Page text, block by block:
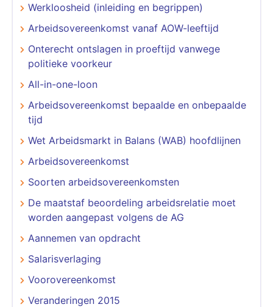
Werkloosheid (inleiding en begrippen)
Arbeidsovereenkomst vanaf AOW-leeftijd
Onterecht ontslagen in proeftijd vanwege
politieke voorkeur
All-in-one-loon
Arbeidsovereenkomst bepaalde en onbepaalde
tijd
Wet Arbeidsmarkt in Balans (WAB) hoofdlijnen
Arbeidsovereenkomst
Soorten arbeidsovereenkomsten
De maatstaf beoordeling arbeidsrelatie moet
worden aangepast volgens de AG
Aannemen van opdracht
Salarisverlaging
Voorovereenkomst
Veranderingen 2015